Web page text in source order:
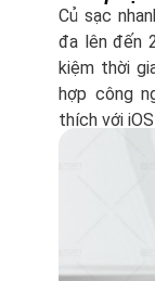
Củ sạc
đa lên đến
kiệm thời
hợp công
thích với